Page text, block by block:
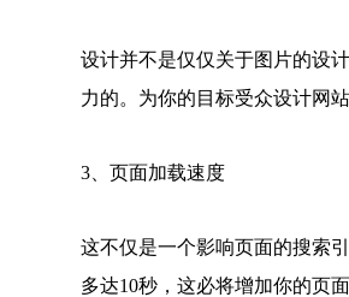
设计并不是仅仅关于图片的设
力的。为你的目标受众设计网
3、页面加载速度
这不仅是一个影响页面的搜索
多达10秒，这必将增加你的页